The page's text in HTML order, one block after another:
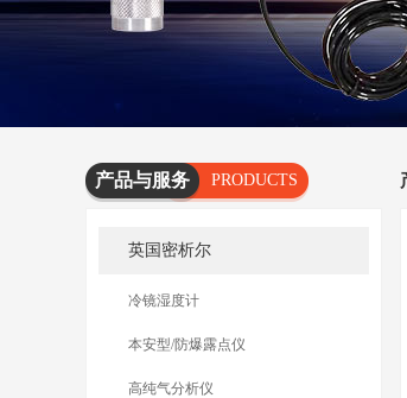
产品与服务
PRODUCTS
英国密析尔
冷镜湿度计
本安型/防爆露点仪
高纯气分析仪